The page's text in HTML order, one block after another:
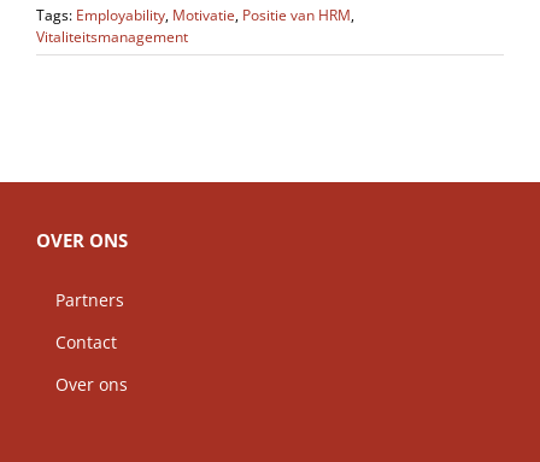
Tags: Employability, Motivatie, Positie van HRM,
Vitaliteitsmanagement
OVER ONS
Partners
Contact
Over ons